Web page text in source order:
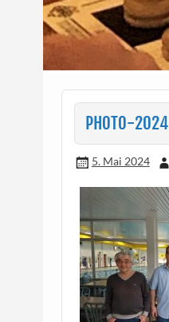
PHOTO-
5. Mai 2024